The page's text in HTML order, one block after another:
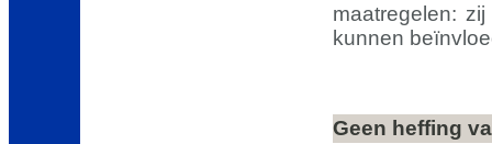
maatregelen:
kunnen
Geen heffing